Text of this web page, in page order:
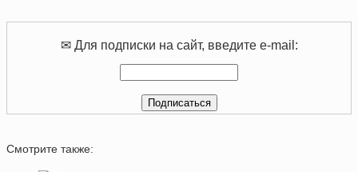
✉ Для подписки на сайт, введите e-mail:
Смотрите также: